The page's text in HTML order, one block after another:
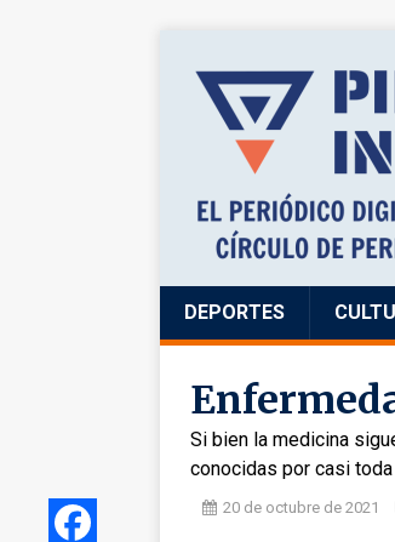
DEPORTES
Si bien la medicina
conocidas por casi
20 de octubre de 2021